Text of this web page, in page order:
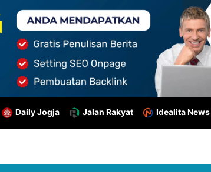
Daily Jogja Jalan Rakyat Idealita News